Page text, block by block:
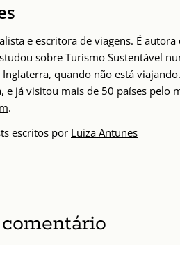
e escritora de viagens. É
sobre Turismo Sustentável
quando não está
e já visitou mais de 50 países pelo
.
escritos por Luiza Antunes